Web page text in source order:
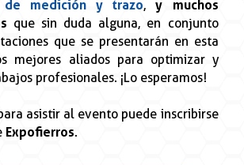
de medición y trazo,y muchos
que sin duda alguna, en conjunto
que se presentarán en esta
mejores aliados para optimizar y
profesionales. ¡Lo esperamos!
asistir al evento puede inscribirse
Expofierros.